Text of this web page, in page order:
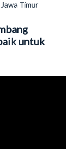
Timur
untuk